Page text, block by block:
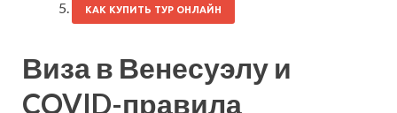
КАК КУПИТЬ ТУР ОНЛАЙН
Виза в Венесуэлу и
COVID-правила